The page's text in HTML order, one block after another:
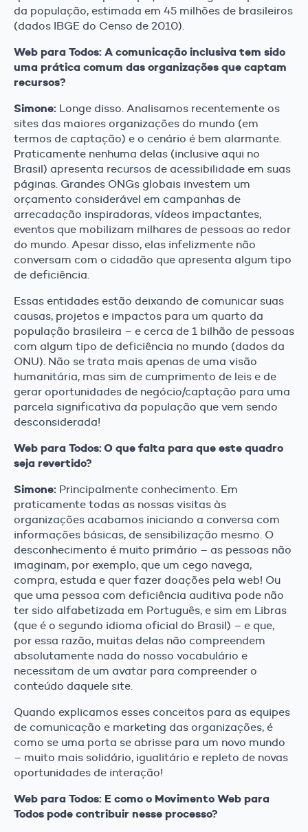
da população, estimada em 45 milhões de brasileiros
(dados IBGE do Censo de 2010).
Web para Todos: A comunicação inclusiva tem sido
uma prática comum das organizações que captam
recursos?
Simone: Longe disso. Analisamos recentemente os
sites das maiores organizações do mundo (em
termos de captação) e o cenário é bem alarmante.
Praticamente nenhuma delas (inclusive aqui no
Brasil) apresenta recursos de acessibilidade em suas
páginas. Grandes ONGs globais investem um
orçamento considerável em campanhas de
arrecadação inspiradoras, vídeos impactantes,
eventos que mobilizam milhares de pessoas ao redor
do mundo. Apesar disso, elas infelizmente não
conversam com o cidadão que apresenta algum tipo
de deficiência.
Essas entidades estão deixando de comunicar suas
causas, projetos e impactos para um quarto da
população brasileira – e cerca de 1 bilhão de pessoas
com algum tipo de deficiência no mundo (dados da
ONU). Não se trata mais apenas de uma visão
humanitária, mas sim de cumprimento de leis e de
gerar oportunidades de negócio/captação para uma
parcela significativa da população que vem sendo
desconsiderada!
Web para Todos: O que falta para que este quadro
seja revertido?
Simone: Principalmente conhecimento. Em
praticamente todas as nossas visitas às
organizações acabamos iniciando a conversa com
informações básicas, de sensibilização mesmo. O
desconhecimento é muito primário – as pessoas não
imaginam, por exemplo, que um cego navega,
compra, estuda e quer fazer doações pela web! Ou
que uma pessoa com deficiência auditiva pode não
ter sido alfabetizada em Português, e sim em Libras
(que é o segundo idioma oficial do Brasil) – e que,
por essa razão, muitas delas não compreendem
absolutamente nada do nosso vocabulário e
necessitam de um avatar para compreender o
conteúdo daquele site.
Quando explicamos esses conceitos para as equipes
de comunicação e marketing das organizações, é
como se uma porta se abrisse para um novo mundo
– muito mais solidário, igualitário e repleto de novas
oportunidades de interação!
Web para Todos: E como o Movimento Web para
Todos pode contribuir nesse processo?